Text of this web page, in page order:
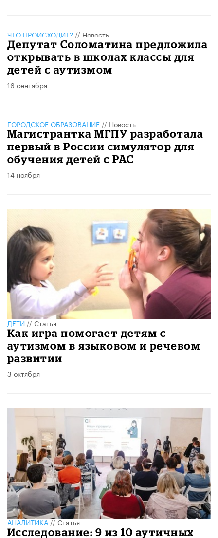
ЧТО ПРОИСХОДИТ? // Новость
Депутат Соломатина предложила
открывать в школах классы для
детей с аутизмом
16 сентября
ГОРОДСКОЕ ОБРАЗОВАНИЕ // Новость
Магистрантка МГПУ разработала
первый в России симулятор для
обучения детей с РАС
14 ноября
ДЕТИ//Статья
Как игра помогает детям с
аутизмом в языковом и речевом
развитии
3 октября
АНАЛИТИКА//Статья
Исследование: 9 из 10 аутичных